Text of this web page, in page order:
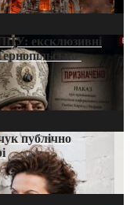
ексклюзивні
публічно